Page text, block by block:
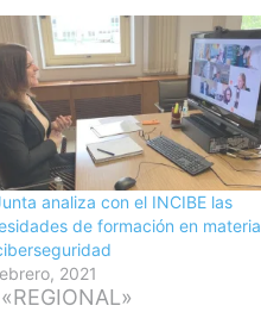
analiza con el INCIBE las
de formación en materia
2021